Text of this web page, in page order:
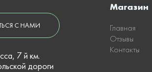
С НАМИ
7 й км.
дороги
Магазин
Главная
Отзывы
Контакты